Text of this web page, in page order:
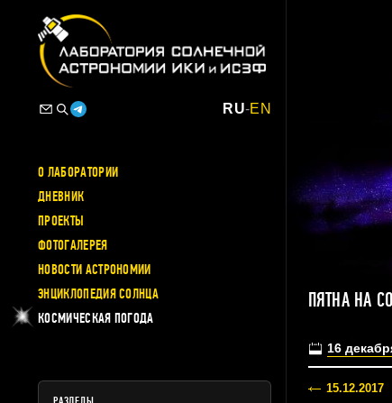
RU-EN
О ЛАБОРАТОРИИ
ДНЕВНИК
ПРОЕКТЫ
ФОТОГАЛЕРЕЯ
НОВОСТИ АСТРОНОМИИ
ЭНЦИКЛОПЕДИЯ СОЛНЦА
КОСМИЧЕСКАЯ ПОГОДА
ПЯТНА НА
16
15.12.2017